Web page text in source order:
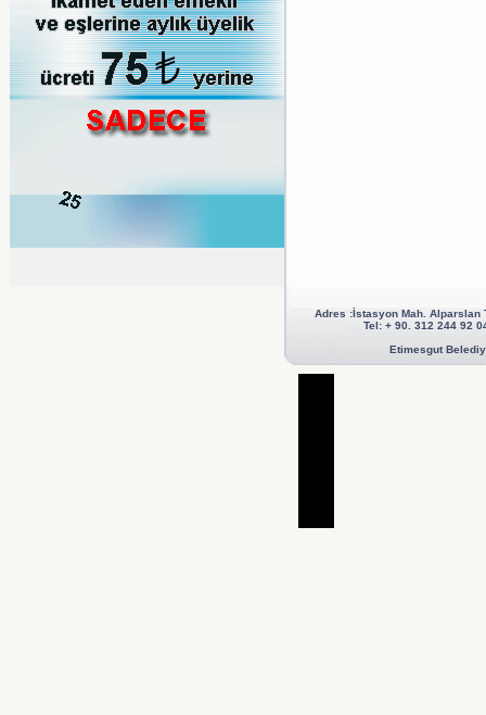
Adres :İstasyon Mah. Alparslan
Tel: + 90. 312 244 92
Etimesgut